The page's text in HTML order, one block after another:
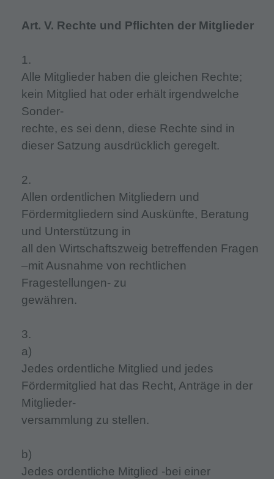
Art. V. Rechte und Pflichten der Mitglieder
1.
Alle Mitglieder haben die gleichen Rechte;
kein Mitglied hat oder erhält irgendwelche
Sonder-
rechte, es sei denn, diese Rechte sind in
dieser Satzung ausdrücklich geregelt.
2.
Allen ordentlichen Mitgliedern und
Fördermitgliedern sind Auskünfte, Beratung
und Unterstützung in
all den Wirtschaftszweig betreffenden Fragen
–mit Ausnahme von rechtlichen
Fragestellungen- zu
gewähren.
3.
a)
Jedes ordentliche Mitglied und jedes
Fördermitglied hat das Recht, Anträge in der
Mitglieder-
versammlung zu stellen.
b)
Jedes ordentliche Mitglied -bei einer